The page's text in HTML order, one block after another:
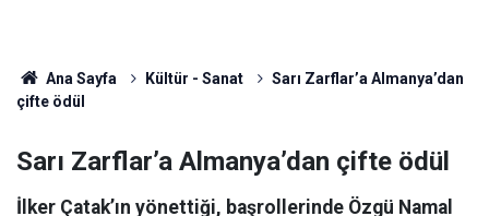
Ana Sayfa Kültür - Sanat
Sarı Zarflar’a Almanya’dan
çifte ödül
Sarı Zarflar’a Almanya’dan çifte ödül
İlker Çatak’ın yönettiği, başrollerinde Özgü Namal